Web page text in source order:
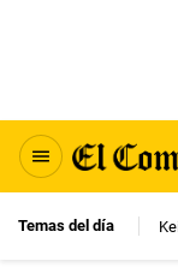
Temas del día